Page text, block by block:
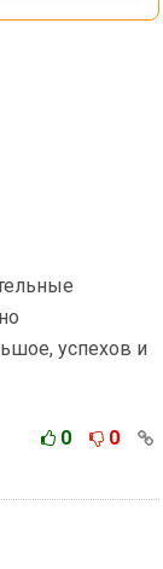
успехов и
0 0